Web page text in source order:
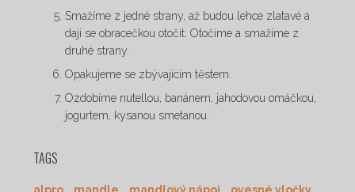
Smažíme z jedné strany, až budou lehce zlatavé a
dají se obracečkou otočit. Otočíme a smažíme z
druhé strany.
Opakujeme se zbývajícím těstem.
Ozdobíme nutellou, banánem, jahodovou omáčkou,
jogurtem, kysanou smetanou.
TAGS